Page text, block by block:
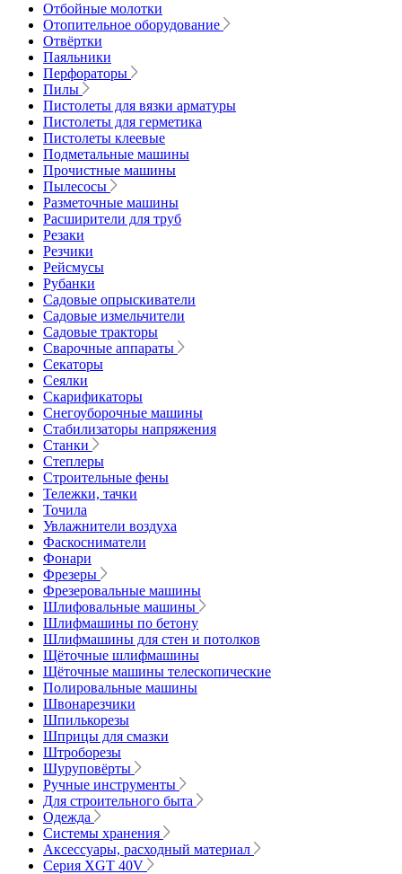
Отбойные молотки
Отопительное оборудование
Отвёртки
Паяльники
Перфораторы
Пилы
Пистолеты для вязки арматуры
Пистолеты для герметика
Пистолеты клеевые
Подметальные машины
Прочистные машины
Пылесосы
Разметочные машины
Расширители для труб
Резаки
Резчики
Рейсмусы
Рубанки
Садовые опрыскиватели
Садовые измельчители
Садовые тракторы
Сварочные аппараты
Секаторы
Сеялки
Скарификаторы
Снегоуборочные машины
Стабилизаторы напряжения
Станки
Степлеры
Строительные фены
Тележки, тачки
Точила
Увлажнители воздуха
Фаскосниматели
Фонари
Фрезеры
Фрезеровальные машины
Шлифовальные машины
Шлифмашины по бетону
Шлифмашины для стен и потолков
Щёточные шлифмашины
Щёточные машины телескопические
Полировальные машины
Швонарезчики
Шпилькорезы
Шприцы для смазки
Штроборезы
Шуруповёрты
Ручные инструменты
Для строительного быта
Одежда
Системы хранения
Аксессуары, расходный материал
Серия XGT 40V